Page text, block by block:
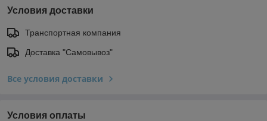
Условия доставки
Транспортная компания
Доставка "Самовывоз"
Все условия доставки
Условия оплаты